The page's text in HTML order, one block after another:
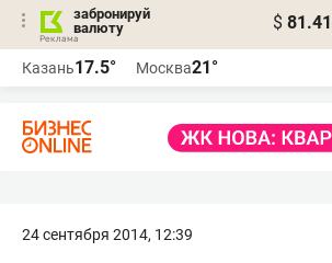
забронируй
валюту
$ 81.41
Казань17.5° Москва21°
24 сентября 2014, 12:39